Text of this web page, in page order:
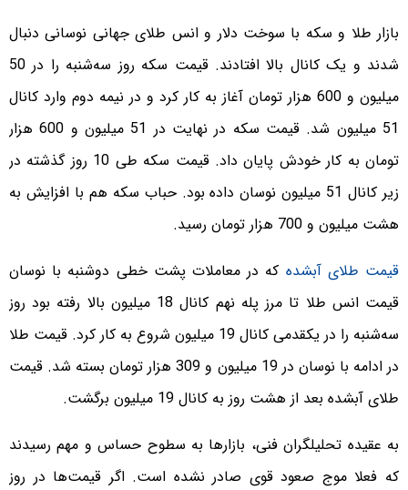
بازار طلا و سکه با سوخت دلار و انس طلای جهانی نوسانی دنبال
شدند و یک کانال بالا افتادند. قیمت سکه روز سه‌شنبه را در 50
میلیون و 600 هزار تومان آغاز به کار کرد و در نیمه دوم وارد کانال
51 میلیون شد. قیمت سکه در نهایت در 51 میلیون و 600 هزار
تومان به کار خودش پایان داد. قیمت سکه طی 10 روز گذشته در
زیر کانال 51 میلیون نوسان داده بود. حباب سکه هم با افزایش به
هشت میلیون و 700 هزار تومان رسید.
قیمت طلای آبشده که در معاملات پشت خطی دوشنبه با نوسان
قیمت انس طلا تا مرز پله نهم کانال 18 میلیون بالا رفته بود روز
سه‌شنبه را در یکقدمی کانال 19 میلیون شروع به کار کرد. قیمت طلا
در ادامه با نوسان در 19 میلیون و 309 هزار تومان بسته شد. قیمت
طلای آبشده بعد از هشت روز به کانال 19 میلیون برگشت.
به عقیده تحلیلگران فنی، بازارها به سطوح حساس و مهم رسیدند
که فعلا موج صعود قوی صادر نشده است. اگر قیمت‌ها در روز